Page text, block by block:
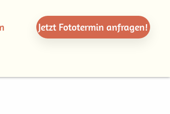
Jetzt Fototerminanfragen!